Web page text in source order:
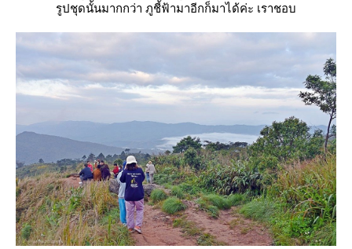
รูปชุดนั้นมากกว่า ภูชี้ฟ้ามาอีกก็มาได้ค่ะ เราชอบ